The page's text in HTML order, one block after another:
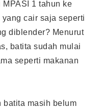
1 tahun ke
cair saja seperti
diblender? Menurut
batita sudah mulai
seperti makanan
batita masih belum